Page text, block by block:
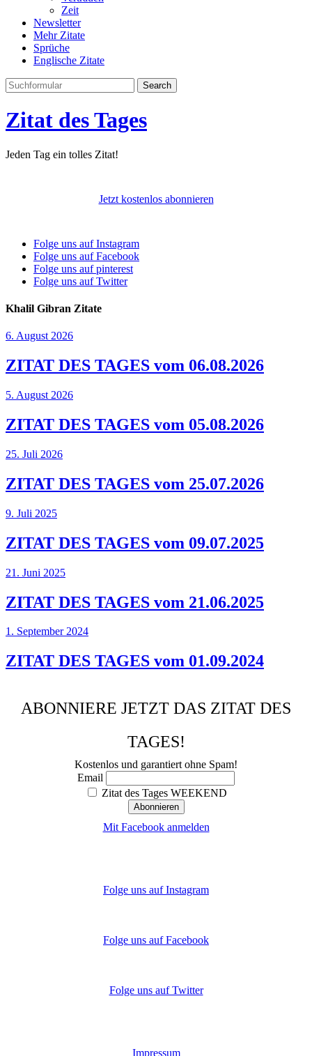
Zeit
Newsletter
Mehr Zitate
Sprüche
Englische Zitate
Search
Zitat des Tages
Jeden Tag ein tolles Zitat!
Jetzt kostenlos abonnieren
Folge uns auf Instagram
Folge uns auf Facebook
Folge uns auf pinterest
Folge uns auf Twitter
Khalil Gibran Zitate
6. August 2026
ZITAT DES TAGES vom 06.08.2026
5. August 2026
ZITAT DES TAGES vom 05.08.2026
25. Juli 2026
ZITAT DES TAGES vom 25.07.2026
9. Juli 2025
ZITAT DES TAGES vom 09.07.2025
21. Juni 2025
ZITAT DES TAGES vom 21.06.2025
1. September 2024
ZITAT DES TAGES vom 01.09.2024
ABONNIERE JETZT DAS ZITAT DES
TAGES!
Kostenlos und garantiert ohne Spam!
Email
Zitat des Tages WEEKEND
Mit Facebook anmelden
Folge uns auf Instagram
Folge uns auf Facebook
Folge uns auf Twitter
Impressum